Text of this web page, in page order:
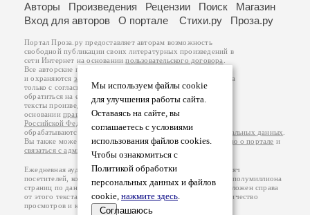
Мы используем файлы cookie
для улучшения работы сайта.
Оставаясь на сайте, вы
соглашаетесь с условиями
использования файлов cookies.
Чтобы ознакомиться с
Политикой обработки
персональных данных и файлов
cookie, нажмите здесь.
Соглашаюсь
Авторы Произведения Рецензии Поиск
Магазин
Вход для авторов
О портале Стихи.ру Проза.ру
Портал Проза.ру предоставляет авторам возможность
свободной публикации своих литературных произведений в
сети Интернет на основаниипользовательского договора
Все авторские права на произведения принадлежат авторам
и охраняются законом
. Перепечатка произведений возможна
только с согласия его автора, к которому вы можете
обратиться на его авторской странице. Ответственность за
тексты произведений авторы несут самостоятельно на
основанииправил публикацииизаконодательства
Российской Федерации
обрабатываются на основанииПолитики обработки персональных данных
Вы также можете посмотреть более подробнуюинформацию о портале и
связаться с администрацией
Ежедневная аудитория портала Проза.ру – порядка 100 тысяч
посетителей, которые в общей сумме просматривают более полумиллиона
страниц по данным счетчика посещаемости, который расположен справа
от этого текста. В каждой графе указано по две цифры: количество
просмотров и количество посетителей.